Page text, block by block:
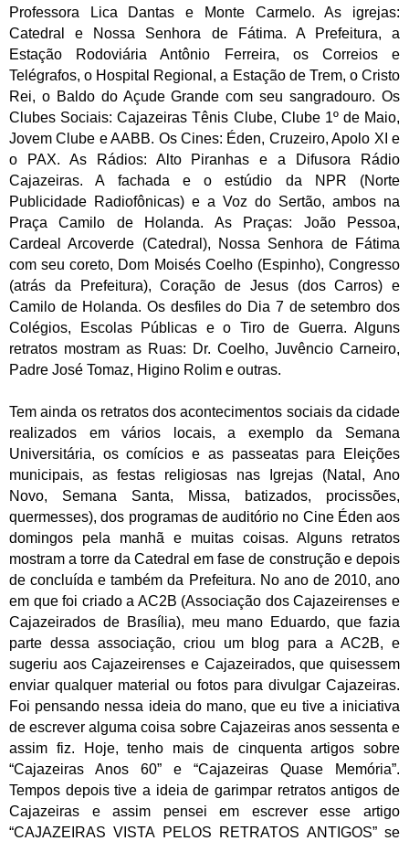
Professora Lica Dantas e Monte Carmelo. As igrejas:
Catedral e Nossa Senhora de Fátima. A Prefeitura, a
Estação Rodoviária Antônio Ferreira, os Correios e
Telégrafos, o Hospital Regional, a Estação de Trem, o Cristo
Rei, o Baldo do Açude Grande com seu sangradouro. Os
Clubes Sociais: Cajazeiras Tênis Clube, Clube 1º de Maio,
Jovem Clube e AABB. Os Cines: Éden, Cruzeiro, Apolo XI e
o PAX. As Rádios: Alto Piranhas e a Difusora Rádio
Cajazeiras. A fachada e o estúdio da NPR (Norte
Publicidade Radiofônicas) e a Voz do Sertão, ambos na
Praça Camilo de Holanda. As Praças: João Pessoa,
Cardeal Arcoverde (Catedral), Nossa Senhora de Fátima
com seu coreto, Dom Moisés Coelho (Espinho), Congresso
(atrás da Prefeitura), Coração de Jesus (dos Carros) e
Camilo de Holanda. Os desfiles do Dia 7 de setembro dos
Colégios, Escolas Públicas e o Tiro de Guerra. Alguns
retratos mostram as Ruas: Dr. Coelho, Juvêncio Carneiro,
Padre José Tomaz, Higino Rolim e outras.
Tem ainda os retratos dos acontecimentos sociais da cidade
realizados em vários locais, a exemplo da Semana
Universitária, os comícios e as passeatas para Eleições
municipais, as festas religiosas nas Igrejas (Natal, Ano
Novo, Semana Santa, Missa, batizados, procissões,
quermesses), dos programas de auditório no Cine Éden aos
domingos pela manhã e muitas coisas. Alguns retratos
mostram a torre da Catedral em fase de construção e depois
de concluída e também da Prefeitura. No ano de 2010, ano
em que foi criado a AC2B (Associação dos Cajazeirenses e
Cajazeirados de Brasília), meu mano Eduardo, que fazia
parte dessa associação, criou um blog para a AC2B, e
sugeriu aos Cajazeirenses e Cajazeirados, que quisessem
enviar qualquer material ou fotos para divulgar Cajazeiras.
Foi pensando nessa ideia do mano, que eu tive a iniciativa
de escrever alguma coisa sobre Cajazeiras anos sessenta e
assim fiz.
Hoje, tenho mais de cinquenta artigos sobre
“Cajazeiras Anos 60” e “Cajazeiras Quase Memória”.
Tempos depois tive a ideia de garimpar retratos antigos de
Cajazeiras e assim pensei em escrever esse artigo
“CAJAZEIRAS VISTA PELOS RETRATOS ANTIGOS” se